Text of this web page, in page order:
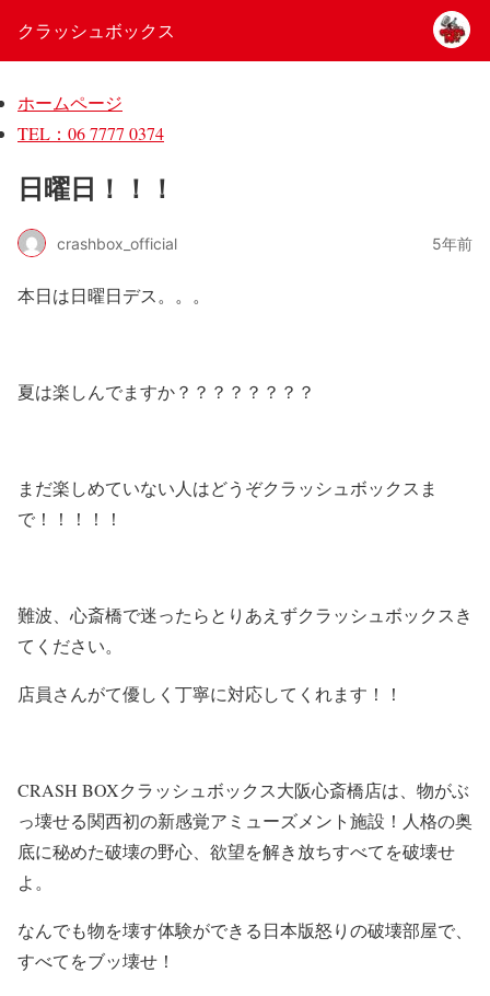
クラッシュボックス
ホームページ
TEL：06 7777 0374
日曜日！！！
crashbox_official 5年前
本日は日曜日デス。。。
夏は楽しんでますか？？？？？？？？
まだ楽しめていない人はどうぞクラッシュボックスま
で！！！！！
難波、心斎橋で迷ったらとりあえずクラッシュボックスき
てください。
店員さんがて優しく丁寧に対応してくれます！！
CRASH BOXクラッシュボックス大阪心斎橋店は、物がぶ
っ壊せる関西初の新感覚アミューズメント施設！人格の奥
底に秘めた破壊の野心、欲望を解き放ちすべてを破壊せ
よ。
なんでも物を壊す体験ができる日本版怒りの破壊部屋で、
すべてをブッ壊せ！